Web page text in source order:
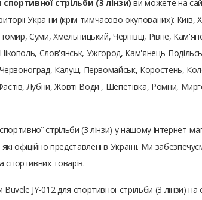
стрільби (3 лінзи) ви можете на
України (крім тимчасово окупованих):
Суми, Хмельницький, Чернівці, Рівне,
Слов'янськ, Ужгород, Кам'янець-
Калуш, Первомайськ, Коростень,
Лубни, Жовті Води , Шепетівка, Ромни,
спортивної стрільби (3 лінзи) у нашому
офіційно представлені в Україні. Ми
спортивних товарів.
JY-012 для спортивної стрільби (3 лінзи)